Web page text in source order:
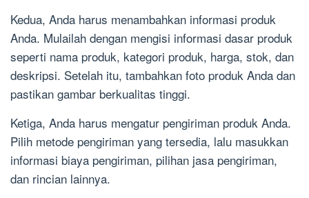
Kedua, Anda harus menambahkan informasi produk
Anda. Mulailah dengan mengisi informasi dasar produk
seperti nama produk, kategori produk, harga, stok, dan
deskripsi. Setelah itu, tambahkan foto produk Anda dan
pastikan gambar berkualitas tinggi.
Ketiga, Anda harus mengatur pengiriman produk Anda.
Pilih metode pengiriman yang tersedia, lalu masukkan
informasi biaya pengiriman, pilihan jasa pengiriman,
dan rincian lainnya.